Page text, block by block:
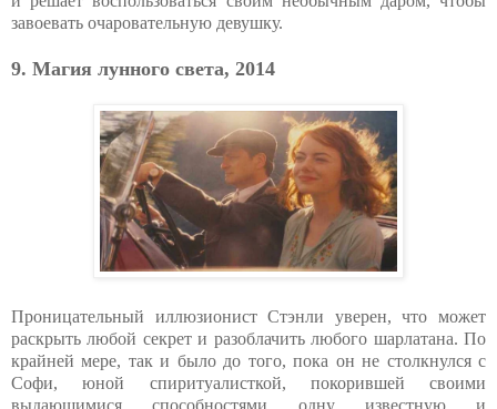
завоевать очаровательную девушку.
9. Магия лунного света, 2014
Проницательный иллюзионист Стэнли уверен, что может
раскрыть любой секрет и разоблачить любого шарлатана. По
крайней мере, так и было до того, пока он не столкнулся с
Софи, юной спиритуалисткой, покорившей своими
выдающимися способностями одну известную и